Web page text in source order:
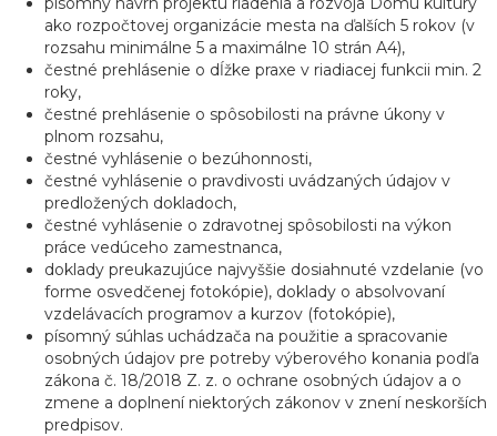
ako rozpočtovej organizácie mesta na ďalších 5 rokov (v
rozsahu minimálne 5 a maximálne 10 strán A4),
čestné prehlásenie o dĺžke praxe v riadiacej funkcii min. 2
roky,
čestné prehlásenie o spôsobilosti na právne úkony v
plnom rozsahu,
čestné vyhlásenie o bezúhonnosti,
čestné vyhlásenie o pravdivosti uvádzaných údajov v
predložených dokladoch,
čestné vyhlásenie o zdravotnej spôsobilosti na výkon
práce vedúceho zamestnanca,
doklady preukazujúce najvyššie dosiahnuté vzdelanie (vo
forme osvedčenej fotokópie), doklady o absolvovaní
vzdelávacích programov a kurzov (fotokópie),
písomný súhlas uchádzača na použitie a spracovanie
osobných údajov pre potreby výberového konania podľa
zákona č. 18/2018 Z. z. o ochrane osobných údajov a o
zmene a doplnení niektorých zákonov v znení neskorších
predpisov.